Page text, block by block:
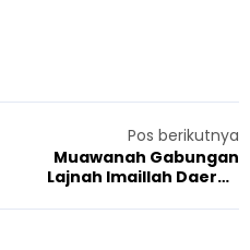
Pos berikutnya
Muawanah Gabungan
Lajnah Imaillah Daerah
Lingkungan dan Keluarga